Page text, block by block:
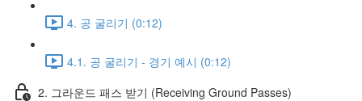
4. 공 굴리기 (0:12)
4.1. 공 굴리기 - 경기 예시 (0:12)
2. 그라운드 패스 받기 (Receiving Ground Passes)